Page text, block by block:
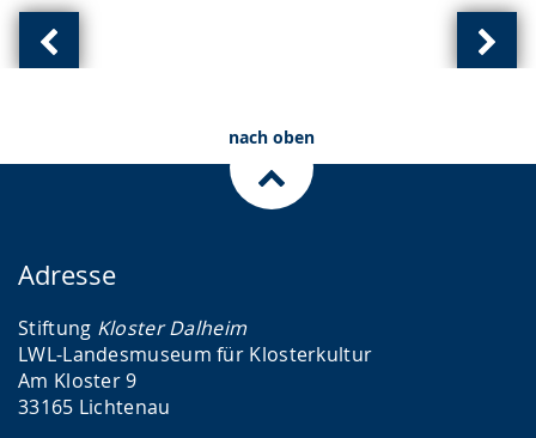
Vorherige
von
von
nach oben
Adresse
Stiftung Kloster Dalheim
LWL-Landesmuseum für Klosterkultur
Am Kloster 9
33165 Lichtenau